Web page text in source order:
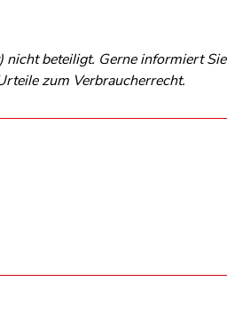
nicht beteiligt. Gerne informiert Sie
zum Verbraucherrecht.